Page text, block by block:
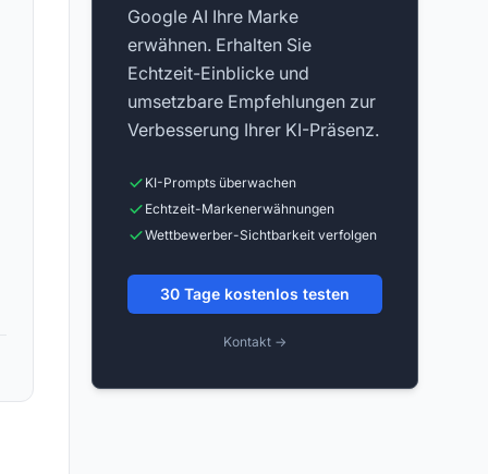
Google AI Ihre Marke
erwähnen. Erhalten Sie
Echtzeit-Einblicke und
umsetzbare Empfehlungen zur
Verbesserung Ihrer KI-Präsenz.
KI-Prompts überwachen
Echtzeit-Markenerwähnungen
Wettbewerber-Sichtbarkeit verfolgen
30 Tage kostenlos testen
Kontakt →